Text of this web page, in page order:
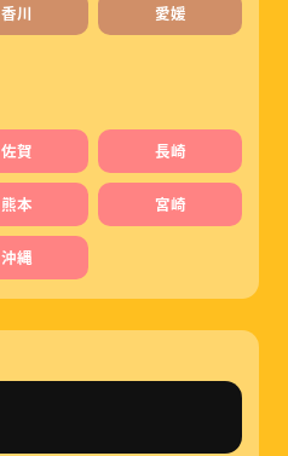
香川 愛媛
佐賀 長崎
熊本 宮崎
沖縄